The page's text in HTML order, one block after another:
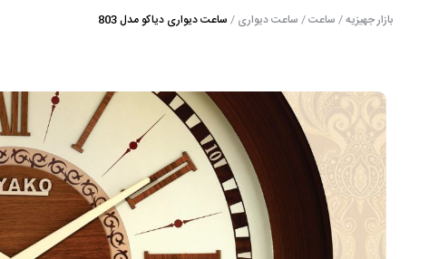
محصولات
ساعت رومیزی
گرامافون
رادیو و تلفن
آباژور و شمعدان
انواع میز
اکسسوری دکوری
تابلو
درباره ما
بازار جهیزیه/ ساعت/ ساعت دیواری/ ساعت دیواری دیاکو مدل 803
*